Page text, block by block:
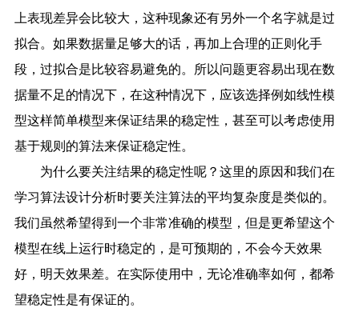
上表现差异会比较大，这种现象还有另外一个名字就是过
拟合。如果数据量足够大的话，再加上合理的正则化手
段，过拟合是比较容易避免的。所以问题更容易出现在数
据量不足的情况下，在这种情况下，应该选择例如线性模
型这样简单模型来保证结果的稳定性，甚至可以考虑使用
基于规则的算法来保证稳定性。
为什么要关注结果的稳定性呢？这里的原因和我们在
学习算法设计分析时要关注算法的平均复杂度是类似的。
我们虽然希望得到一个非常准确的模型，但是更希望这个
模型在线上运行时稳定的，是可预期的，不会今天效果
好，明天效果差。在实际使用中，无论准确率如何，都希
望稳定性是有保证的。